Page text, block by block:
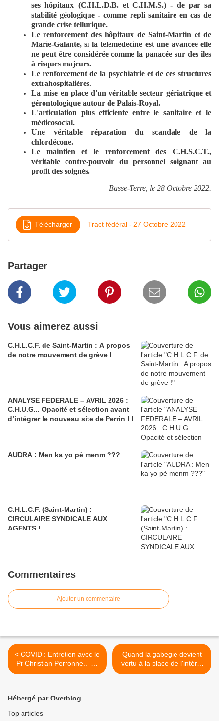
ses hôpitaux (C.H.L.D.B. et C.H.M.S.) - de par sa
stabilité géologique - comme repli sanitaire en cas de
grande crise tellurique.
Le renforcement des hôpitaux de Saint-Martin et de
Marie-Galante, si la télémédecine est une avancée elle
ne peut être considérée comme la panacée sur des iles
à risques majeurs.
Le renforcement de la psychiatrie et de ces structures
extrahospitalières.
La mise en place d'un véritable secteur gériatrique et
gérontologique autour de Palais-Royal.
L'articulation plus efficiente entre le sanitaire et le
médicosocial.
Une véritable réparation du scandale de la
chlordécone.
Le maintien et le renforcement des C.H.S.C.T.,
véritable contre-pouvoir du personnel soignant au
profit des soignés.
Basse-Terre, le 28 Octobre 2022.
Télécharger Tract fédéral - 27 Octobre 2022
Partager
Vous aimerez aussi
C.H.L.C.F. de Saint-Martin : A propos
de notre mouvement de grève !
ANALYSE FEDERALE – AVRIL 2026 :
C.H.U.G... Opacité et sélection avant
d’intégrer le nouveau site de Perrin ! !
AUDRA : Men ka yo pè menm ???
C.H.L.C.F. (Saint-Martin) :
CIRCULAIRE SYNDICALE AUX
AGENTS !
Commentaires
Ajouter un commentaire
< COVID : Entretien avec le
Pr Christian Perronne... La
brêche s'ouvre !
Quand la gabegie devient
vertu à la place de l'intérêt
général ! >
Hébergé par Overblog
Top articles